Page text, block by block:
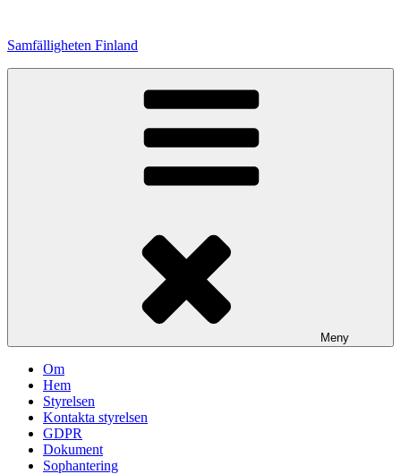
innehåll
Samfälligheten Finland
Meny
Om
Hem
Styrelsen
Kontakta styrelsen
GDPR
Dokument
Sophantering